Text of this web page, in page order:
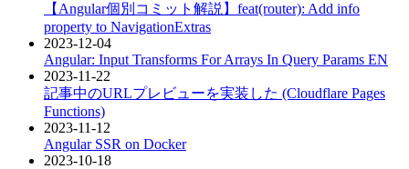
【Angular個別コミット解説】feat(router): Add info
property to NavigationExtras
2023-12-04
Angular: Input Transforms For Arrays In Query Params EN
2023-11-22
記事中のURLプレビューを実装した (Cloudflare Pages
Functions)
2023-11-12
Angular SSR on Docker
2023-10-18